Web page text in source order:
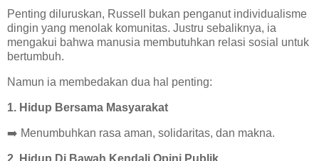
Penting diluruskan, Russell bukan penganut individualisme
dingin yang menolak komunitas. Justru sebaliknya, ia
mengakui bahwa manusia membutuhkan relasi sosial untuk
bertumbuh.
Namun ia membedakan dua hal penting:
1. Hidup Bersama Masyarakat
➡️ Menumbuhkan rasa aman, solidaritas, dan makna.
2. Hidup Di Bawah Kendali Opini Publik